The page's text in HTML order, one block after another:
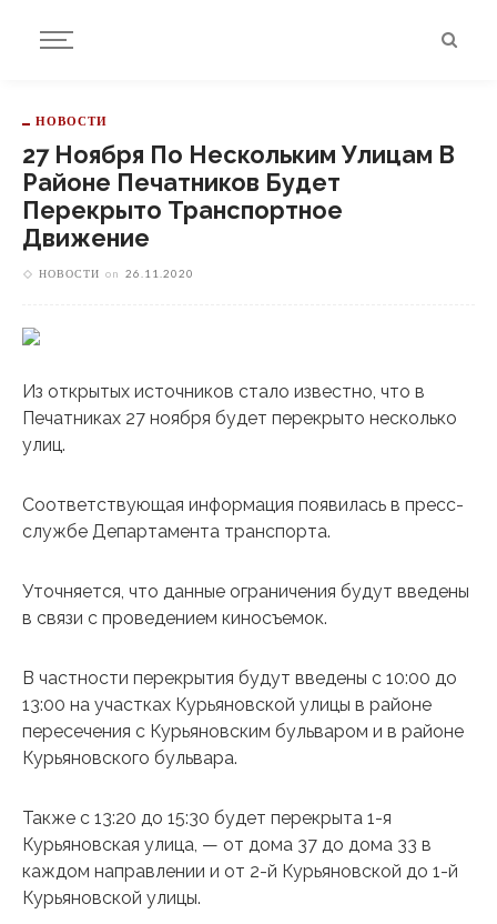
НОВОСТИ
27 Ноября По Нескольким Улицам В
Районе Печатников Будет
Перекрыто Транспортное
Движение
НОВОСТИ on 26.11.2020
Из открытых источников стало известно, что в
Печатниках 27 ноября будет перекрыто несколько
улиц.
Соответствующая информация появилась в пресс-
службе Департамента транспорта.
Уточняется, что данные ограничения будут введены
в связи с проведением киносъемок.
В частности перекрытия будут введены с 10:00 до
13:00 на участках Курьяновской улицы в районе
пересечения с Курьяновским бульваром и в районе
Курьяновского бульвара.
Также с 13:20 до 15:30 будет перекрыта 1-я
Курьяновская улица, — от дома 37 до дома 33 в
каждом направлении и от 2-й Курьяновской до 1-й
Курьяновской улицы.